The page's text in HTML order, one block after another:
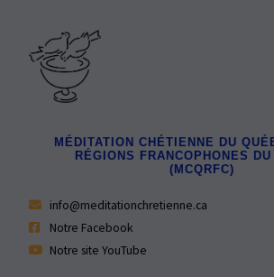
MÉDITATION CHÉTIENNE DU
RÉGIONS FRANCOPHONES
(MCQRFC)
info@meditationchretienne.ca
Notre Facebook
Notre site YouTube